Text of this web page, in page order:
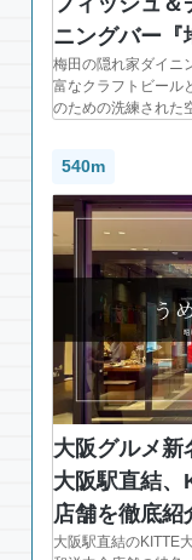
ニングバー『
梅田の隠れ家ダイニ
富なクラフトビール
のための洗練された
540m
大阪グルメ新
大阪駅直結
店舗を徹底紹
大阪駅直結のKITTE